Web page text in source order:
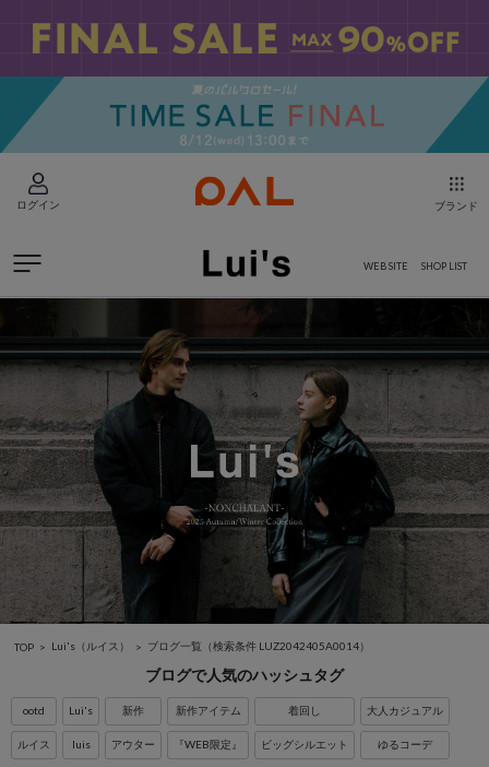
ログイン ブランド
WEB SITE SHOP LIST
TOP Lui's（ルイス） ブログ一覧 （検索条件 LUZ2042405A0014）
ブログで人気のハッシュタグ
ootd
ルイス
Lui's
luis
新作
アウター
新作アイテム
『WEB限定』
着回し
ビッグシルエット
大人カジュアル
ゆるコーデ